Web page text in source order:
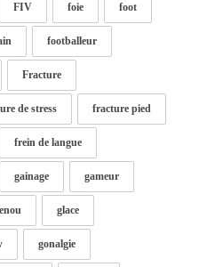
FIV foie foot
footballeur
Fracture
de stress fracture pied
frein de langue
gainage gameur
glace
gonalgie